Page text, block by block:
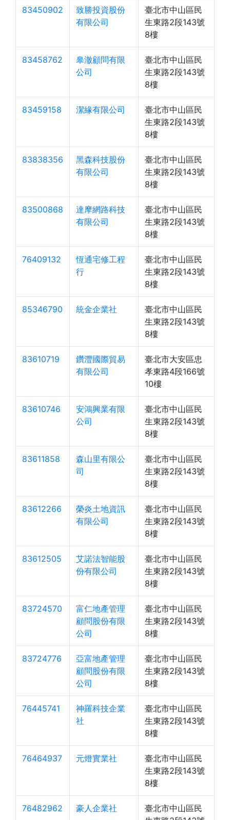
83450902
致勝投資股份
有限公司
臺北市中山區民
生東路2段143號
8樓
83458762
皋澈顧問有限
公司
臺北市中山區民
生東路2段143號
8樓
83459158 潔緣有限公司
臺北市中山區民
生東路2段143號
8樓
83838356
黑森科技股份
有限公司
臺北市中山區民
生東路2段143號
8樓
83500868
達摩網路科技
有限公司
臺北市中山區民
生東路2段143號
8樓
76409132
恆通宅修工程
行
臺北市中山區民
生東路2段143號
8樓
85346790 統金企業社
臺北市中山區民
生東路2段143號
8樓
83610719
鑽灃國際貿易
有限公司
臺北市大安區忠
孝東路4段166號
10樓
83610746
安鴻興業有限
公司
臺北市中山區民
生東路2段143號
8樓
83611858
森山里有限公
司
臺北市中山區民
生東路2段143號
8樓
83612266
榮炎土地資訊
有限公司
臺北市中山區民
生東路2段143號
8樓
83612505
艾諾法智能股
份有限公司
臺北市中山區民
生東路2段143號
8樓
83724570
富仁地產管理
顧問股份有限
公司
臺北市中山區民
生東路2段143號
8樓
83724776
亞富地產管理
顧問股份有限
公司
臺北市中山區民
生東路2段143號
8樓
76445741
神羅科技企業
社
臺北市中山區民
生東路2段143號
8樓
76464937 元燈實業社
臺北市中山區民
生東路2段143號
8樓
76482962 豪人企業社
臺北市中山區民